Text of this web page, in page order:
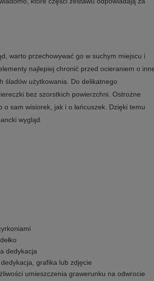
warto przechowywać go w suchym miejscu i
najlepiej chronić przed ocieraniem o
śladów użytkowania. Do delikatnego
bez szorstkich powierzchni. Ostrożne
sam wisiorek, jak i o łańcuszek. Dzięki temu
wygląd.
dedykacja
grafika lub zdjęcie
umieszczenia grawerunku na odwrocie